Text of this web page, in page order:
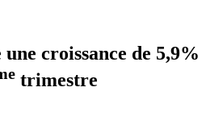
croissance de 5,9%
trimestre